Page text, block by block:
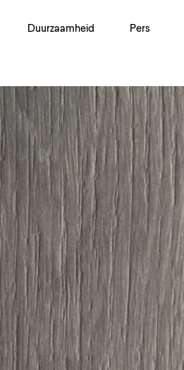
Duurzaamheid Pers